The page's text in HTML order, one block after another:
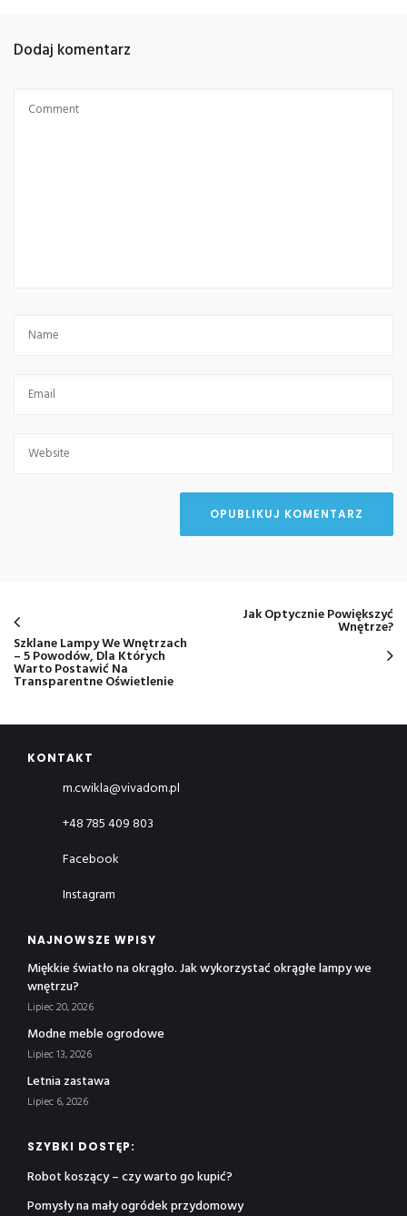
Dodaj komentarz
Szklane Lampy We Wnętrzach
– 5 Powodów, Dla Których
Warto Postawić Na
Transparentne Oświetlenie
Jak Optycznie Powiększyć
Wnętrze?
KONTAKT
m.cwikla@vivadom.pl
+48 785 409 803
Facebook
Instagram
NAJNOWSZE WPISY
Miękkie światło na okrągło. Jak wykorzystać okrągłe lampy we
wnętrzu?
Lipiec 20, 2026
Modne meble ogrodowe
Lipiec 13, 2026
Letnia zastawa
Lipiec 6, 2026
SZYBKI DOSTĘP:
Robot koszący – czy warto go kupić?
Pomysły na mały ogródek przydomowy